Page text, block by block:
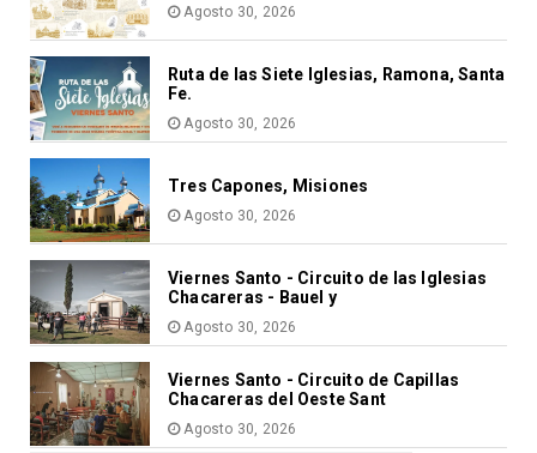
Agosto 30, 2026
Ruta de las Siete Iglesias, Ramona, Santa
Fe.
Agosto 30, 2026
Tres Capones, Misiones
Agosto 30, 2026
Viernes Santo - Circuito de las Iglesias
Chacareras - Bauel y
Agosto 30, 2026
Viernes Santo - Circuito de Capillas
Chacareras del Oeste Sant
Agosto 30, 2026